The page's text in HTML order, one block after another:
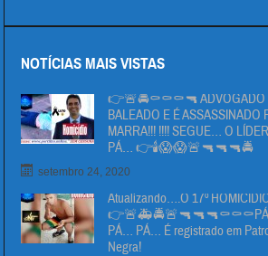
NOTÍCIAS MAIS VISTAS
👉🚨🚔⚰⚰⚰🔫 ADVOGADO
BALEADO E É ASSASSINADO
MARRA!!! !!!! SEGUE… O
PÁ… 👉🕯😱😱🚨🔫🔫🔫🚔
setembro 24, 2020
Atualizando….O 17º
PÁ… PÁ… É registrado em
Negra!